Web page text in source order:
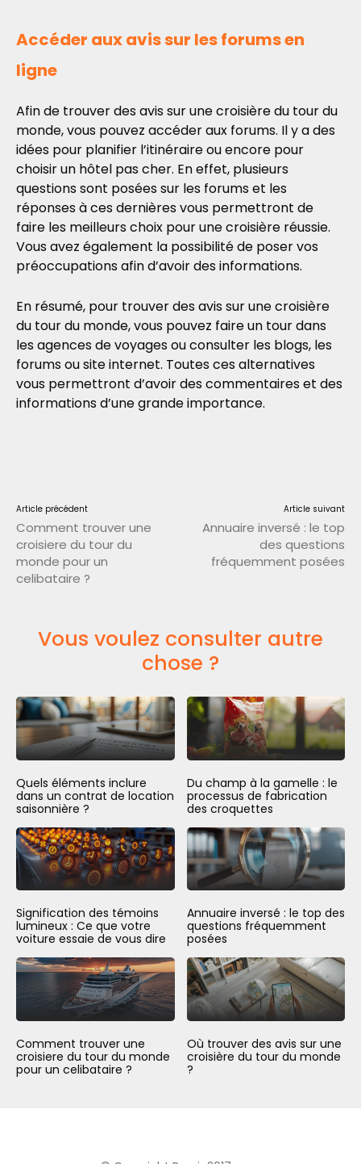
Accéder aux avis sur les forums en
ligne
Afin de trouver des avis sur une croisière du tour du
monde, vous pouvez accéder aux forums. Il y a des
idées pour planifier l’itinéraire ou encore pour
choisir un hôtel pas cher. En effet, plusieurs
questions sont posées sur les forums et les
réponses à ces dernières vous permettront de
faire les meilleurs choix pour une croisière réussie.
Vous avez également la possibilité de poser vos
préoccupations afin d’avoir des informations.
En résumé, pour trouver des avis sur une croisière
du tour du monde, vous pouvez faire un tour dans
les agences de voyages ou consulter les blogs, les
forums ou site internet. Toutes ces alternatives
vous permettront d’avoir des commentaires et des
informations d’une grande importance.
Article précédent
Comment trouver une
croisiere du tour du
monde pour un
celibataire ?
Article suivant
Annuaire inversé : le top
des questions
fréquemment posées
Vous voulez consulter autre
chose ?
Quels éléments inclure
dans un contrat de location
saisonnière ?
Du champ à la gamelle : le
processus de fabrication
des croquettes
Signification des témoins
lumineux : Ce que votre
voiture essaie de vous dire
Annuaire inversé : le top des
questions fréquemment
posées
Comment trouver une
croisiere du tour du monde
pour un celibataire ?
Où trouver des avis sur une
croisière du tour du monde
?